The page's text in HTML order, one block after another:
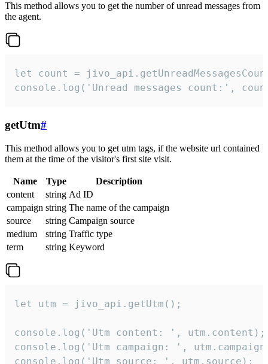
This method allows you to get the number of unread messages from
the agent.
let count =
console.log('Unread messages count:',
getUtm#
This method allows you to get utm tags, if the website url contained
them at the time of the visitor's first site visit.
Name Type
Description
content
string Ad ID
campaign string The name of the campaign
source
string Campaign source
medium
string Traffic type
term
string Keyword
let utm = jivo_api.getUtm();
console.log('Utm content: ', utm.content);
console.log('Utm campaign: ',
console.log('Utm source: ', utm.source);